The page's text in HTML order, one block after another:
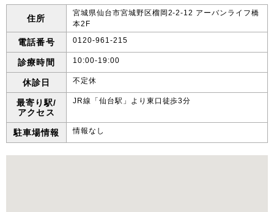
住所
宮城県仙台市宮城野区榴岡2-2-12 アーバンライフ橋
本2F
電話番号 0120-961-215
診療時間 10:00-19:00
休診日 不定休
最寄り駅/
アクセス
JR線「仙台駅」より東口徒歩3分
駐車場情報 情報なし
徳島県
高知県
九州・沖縄
福岡県
大分県 宮崎県 鹿児島県 沖縄県